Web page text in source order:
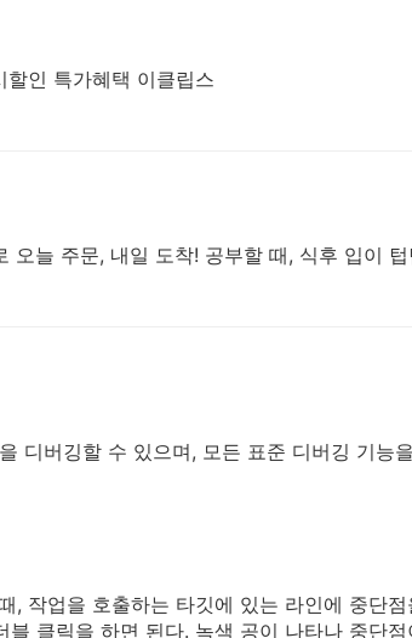
인 특가혜택 이클립스
오늘 주문, 내일 도착! 공부할 때, 식후 입이 텁
디버깅할 수 있으며, 모든 표준 디버깅 기능
작업을 호출하는 타깃에 있는 라인에 중단
클릭을 하면 된다. 녹색 공이 나타나 중단